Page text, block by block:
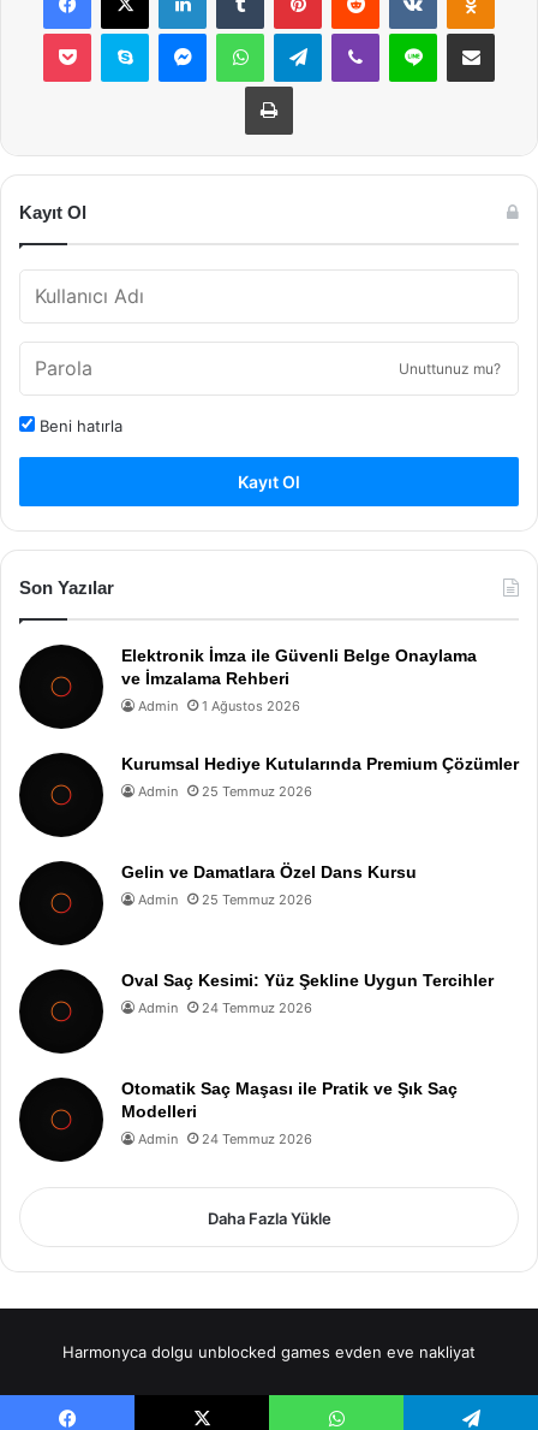
Pocket Skype MessengerWhatsAppTelegramViber Line E-Posta ile
Yazdır
Kayıt Ol
Unuttunuz mu?
Beni hatırla
Kayıt Ol
Son Yazılar
Elektronik İmza ile Güvenli Belge Onaylama
ve İmzalama Rehberi
Admin 1 Ağustos 2026
Kurumsal Hediye Kutularında Premium Çözümler
Admin 25 Temmuz 2026
Gelin ve Damatlara Özel Dans Kursu
Admin 25 Temmuz 2026
Oval Saç Kesimi: Yüz Şekline Uygun Tercihler
Admin 24 Temmuz 2026
Otomatik Saç Maşası ile Pratik ve Şık Saç
Modelleri
Admin 24 Temmuz 2026
Daha Fazla Yükle
Harmonyca dolgu unblocked games evden eve nakliyat